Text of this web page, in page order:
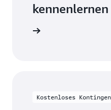
kennenlernen
Kostenloses